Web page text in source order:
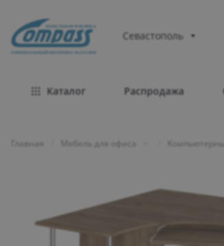
МЕБЕЛЬНАЯ ФАБРИКА
ОФИЦИАЛЬНЫЙ ИНТЕРНЕТ-МАГАЗИН
Севастополь
Каталог Распродажа
Главная Мебель для офиса